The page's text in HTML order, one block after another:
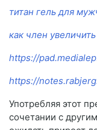
титан гель для
как член
https://
https://
Употребляя этот
сочетании с